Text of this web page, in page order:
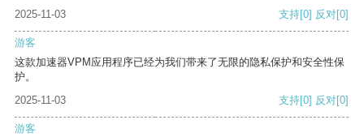
2025-11-03
支持[0] 反对[0]
游客
这款加速器VPM应用程序已经为我们带来了无限的隐私保护和安全性保
护。
2025-11-03
支持[0] 反对[0]
游客